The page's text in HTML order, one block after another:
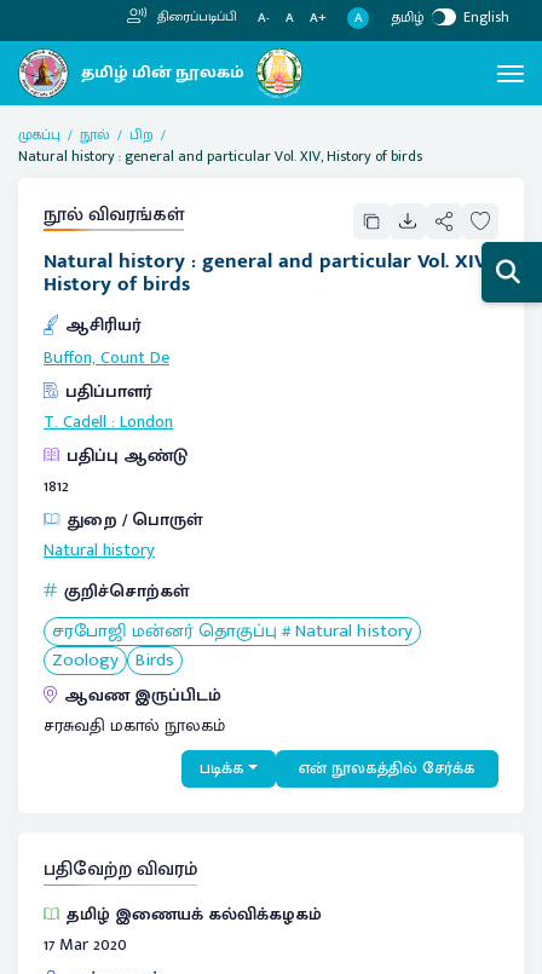
திரைப்படிப்பி A- A A+ A தமிழ் English
முகப்பு நூல்
பிற
Natural history : general and particular Vol. XIV, History of birds
நூல் விவரங்கள்
Natural history : general and particular Vol. XIV,
History of birds
ஆசிரியர்
Buffon, Count De
பதிப்பாளர்
T. Cadell:London
பதிப்பு ஆண்டு
1812
துறை / பொருள்
Natural history
குறிச்சொற்கள்
சரபோஜி மன்னர் தொகுப்பு # Natural history
Zoology Birds
ஆவண இருப்பிடம்
சரசுவதி மகால் நூலகம்
படிக்க என் நூலகத்தில் சேர்க்க
பதிவேற்ற விவரம்
தமிழ் இணையக் கல்விக்கழகம்
17 Mar 2020